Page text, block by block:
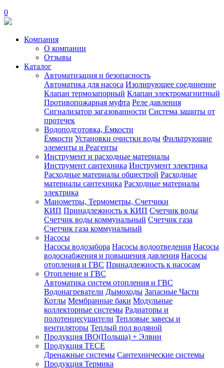
0
Компания
О компании
Отзывы
Каталог
Автоматизация и безопасность
Автоматика для насоса Изолирующее соединение
Клапан термозапорный Клапан электромагнитный
Противопожарная муфта Реле давления
Сигнализатор загазованности Система защиты от
протечек
Водоподготовка, Ёмкости
Ёмкости Установки очистки воды Фильтрующие
элементы и Реагенты
Инструмент и расходные материалы
Инструмент сантехника Инструмент электрика
Расходные материалы общестрой Расходные
материалы сантехника Расходные материалы
электрика
Манометры, Термометры, Счетчики
КИП Принадлежность к КИП Счетчик воды
Счетчик воды коммунальный Счетчик газа
Счетчик газа коммунальный
Насосы
Насосы водозабора Насосы водоотведения Насосы
водоснабжения и повышения давления Насосы
отопления и ГВС Принадлежность к насосам
Отопление и ГВС
Автоматика систем отопления и ГВС
Водонагреватели Дымоходы Запасные Части
Котлы Мембранные баки Модульные
коллекторные системы Радиаторы и
полотенцесушители Тепловые завесы и
вентиляторы Теплый пол водяной
Продукция IBO(Польша) + Элвин
Продукция TECE
Дренажные системы Сантехнические системы
Продукция Термика